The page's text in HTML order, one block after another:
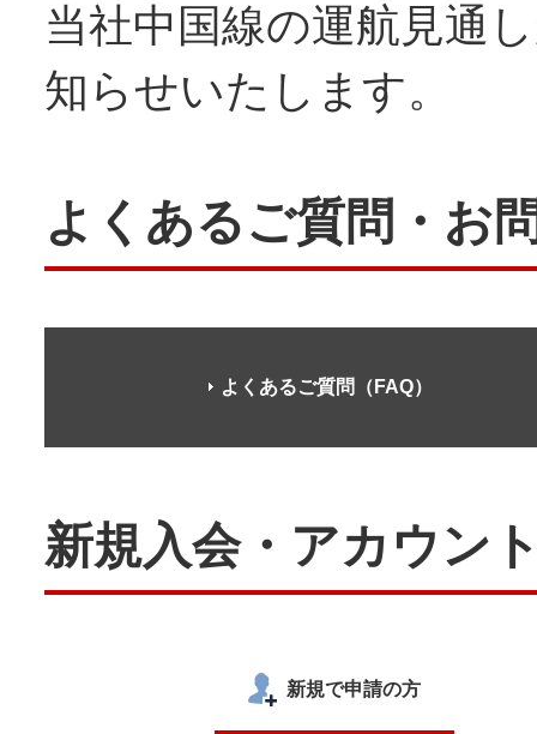
当社中国線の運航見通
知らせいたします。
よくあるご質問・お
よくあるご質問（FAQ）
新規入会・アカウン
新規で申請の方